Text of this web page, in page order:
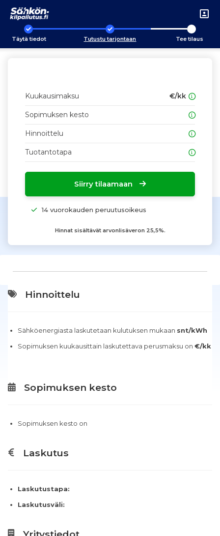
Täytä tiedot Tutustu tarjontaan Tee tilaus
Kuukausimaksu €/kk
Sopimuksen kesto
Hinnoittelu
Tuotantotapa
Siirry tilaamaan
14 vuorokauden peruutusoikeus
Hinnat sisältävät arvonlisäveron 25,5%.
Hinnoittelu
Sähköenergiasta laskutetaan kulutuksen mukaan snt/kWh
Sopimuksen kuukausittain laskutettava perusmaksu on €/kk
Sopimuksen kesto
Sopimuksen kesto on
Laskutus
Laskutustapa:
Laskutusväli: